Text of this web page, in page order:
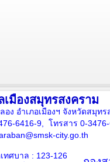
เมืองสมุทรสงคราม
อง อำเภอเมืองฯ จังหวัดสมุท
6416-9, โทรสาร 0-
city.go.th
ทศบาล : 123-126